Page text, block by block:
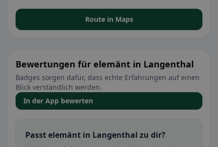
Route in Maps
Bewertungen für elemänt in Langenthal
Badges sorgen dafür, dass echte Erfahrungen auf einen
Blick verständlich werden.
In der App bewerten
Passt elemänt in Langenthal zu dir?